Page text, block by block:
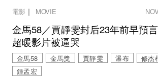
電影 ｜ MOVIE
金馬58／賈靜雯封后23年前早預
超暖影片被逼哭
金馬58 金馬獎 賈靜雯 瀑布 修杰
鍾孟宏